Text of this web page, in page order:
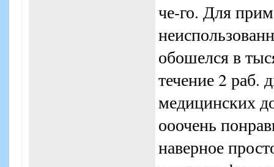
че-го. Для
обошелся в
течение 2 раб.
медицинских
ооочень
наверное